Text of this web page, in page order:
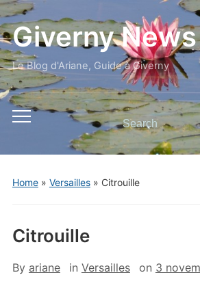
Giverny News
Le Blog d'Ariane, Guide à Giverny
Toggle
menu
Search
for:
Home» Versailles» Citrouille
Citrouille
By ariane in Versailles on 3